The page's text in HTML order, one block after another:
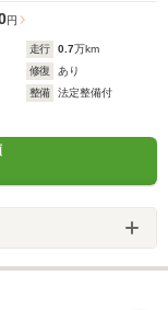
円
走行 0.7万km
修復
あり
整備
法定整備付